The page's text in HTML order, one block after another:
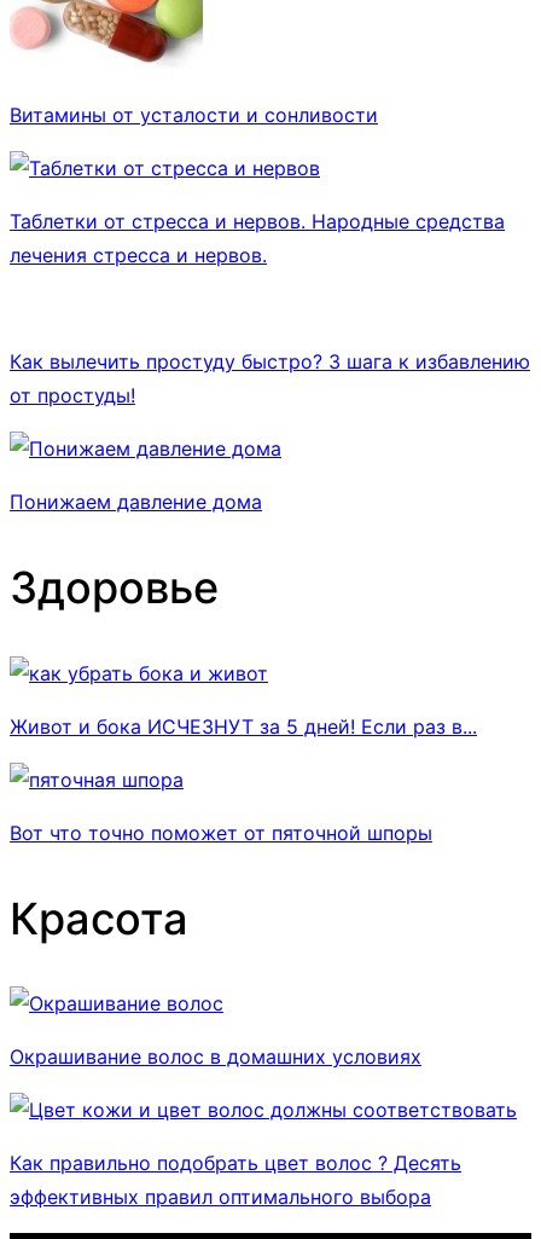
Витамины от усталости и сонливости
Таблетки от стресса и нервов. Народные средства
лечения стресса и нервов.
Как вылечить простуду быстро? 3 шага к избавлению
от простуды!
Понижаем давление дома
Здоровье
Живот и бока ИСЧЕЗНУТ за 5 дней! Если раз в...
Вот что точно поможет от пяточной шпоры
Красота
Окрашивание волос в домашних условиях
Как правильно подобрать цвет волос ? Десять
эффективных правил оптимального выбора